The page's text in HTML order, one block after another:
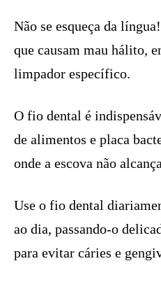
Não se esqueça da
que causam mau hálito,
limpador específico.
O fio dental é
de alimentos e placa
onde a escova não
Use o fio dental
ao dia, passando-o
para evitar cáries e